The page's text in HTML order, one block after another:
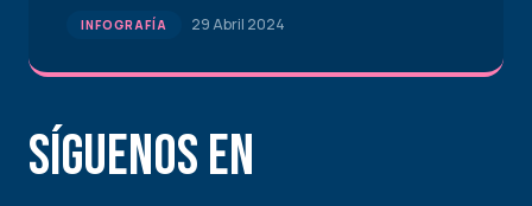
INFOGRAFÍA 29 Abril 2024
Síguenos en